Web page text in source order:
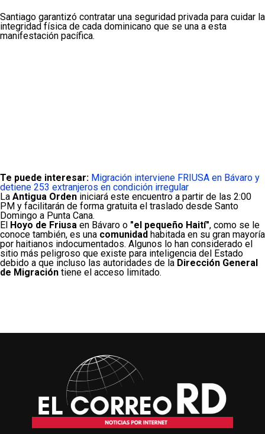
Santiago garantizó contratar una seguridad privada para cuidar la
integridad física de cada dominicano que se una a esta
manifestación pacífica.
Te puede interesar: Migración interviene FRIUSA en Bávaro y
detiene 253 extranjeros en condición irregular
La Antigua Orden iniciará este encuentro a partir de las 2:00
PM y facilitarán de forma gratuita el traslado desde Santo
Domingo a Punta Cana.
El Hoyo de Friusa en Bávaro o "el pequeño Haití", como se le
conoce también, es una comunidad habitada en su gran mayoría
por haitianos indocumentados. Algunos lo han considerado el
sitio más peligroso que existe para inteligencia del Estado
debido a que incluso las autoridades de la Dirección General
de Migración tiene el acceso limitado.